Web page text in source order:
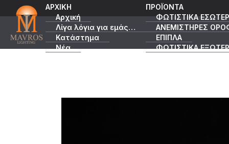
ΑΡΧΙΚΗ
Αρχική
Λίγα λόγια για εμάς…
Κατάστημα
Νέα
ΠΡΟΪΟΝΤΑ
ΦΩΤΙΣΤΙΚΑ
ΑΝΕΜΙΣΤΗΡΕΣ
ΕΠΙΠΛΑ
ΦΩΤΙΣΤΙΚΑ